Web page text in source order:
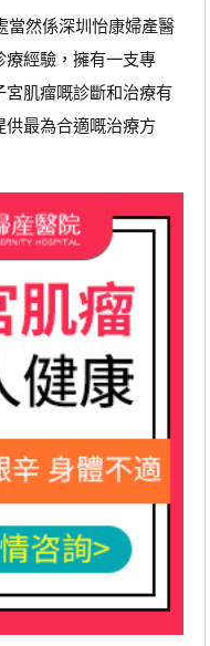
然係深圳怡康婦產醫
療經驗，擁有一支專
宮肌瘤嘅診斷和治療有
供最為合適嘅治療方